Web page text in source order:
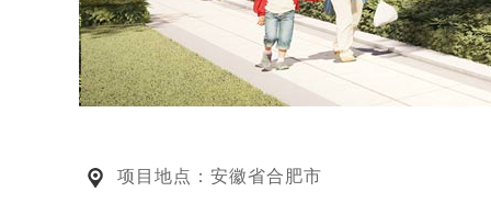
项目地点：安徽省合肥市